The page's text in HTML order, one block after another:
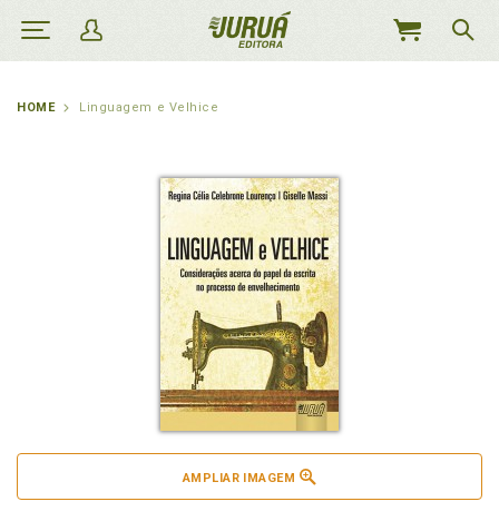
MEU
HOME Linguagem e Velhice
AMPLIAR IMAGEM